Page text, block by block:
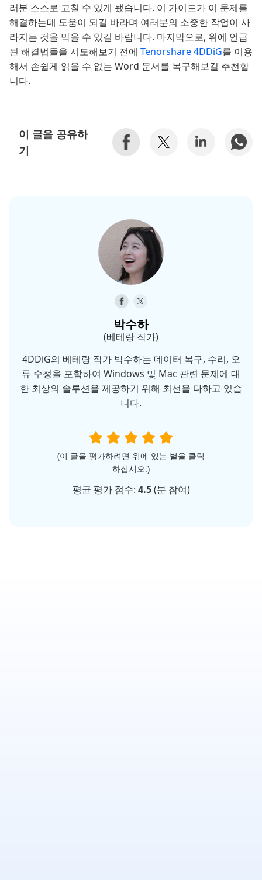
러분 스스로 고칠 수 있게 됐습니다. 이 가이드가 이 문제를
해결하는데 도움이 되길 바라며 여러분의 소중한 작업이 사
라지는 것을 막을 수 있길 바랍니다. 마지막으로, 위에 언급
된 해결법들을 시도해보기 전에 Tenorshare 4DDiG를 이용
해서 손쉽게 읽을 수 없는 Word 문서를 복구해보길 추천합
니다.
이 글을 공유하
기
박수하
(베테랑 작가)
4DDiG의 베테랑 작가 박수하는 데이터 복구, 수리, 오
류 수정을 포함하여 Windows 및 Mac 관련 문제에 대
한 최상의 솔루션을 제공하기 위해 최선을 다하고 있습
니다.
(이 글을 평가하려면 위에 있는 별을 클릭
하십시오.)
평균 평가 점수: 4.5(분 참여)